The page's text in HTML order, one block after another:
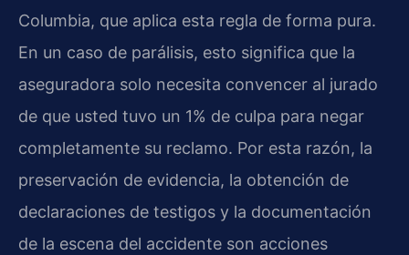
Columbia, que aplica esta regla de forma pura.
En un caso de parálisis, esto significa que la
aseguradora solo necesita convencer al jurado
de que usted tuvo un 1% de culpa para negar
completamente su reclamo. Por esta razón, la
preservación de evidencia, la obtención de
declaraciones de testigos y la documentación
de la escena del accidente son acciones